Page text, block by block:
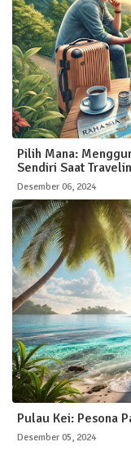
Pilih Mana:
Sendiri Saat
Desember 06, 2024
Pulau Kei: Pesona
Desember 05, 2024